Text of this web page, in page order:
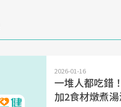
2026-01-16
一堆人都吃錯
加2食材燉煮